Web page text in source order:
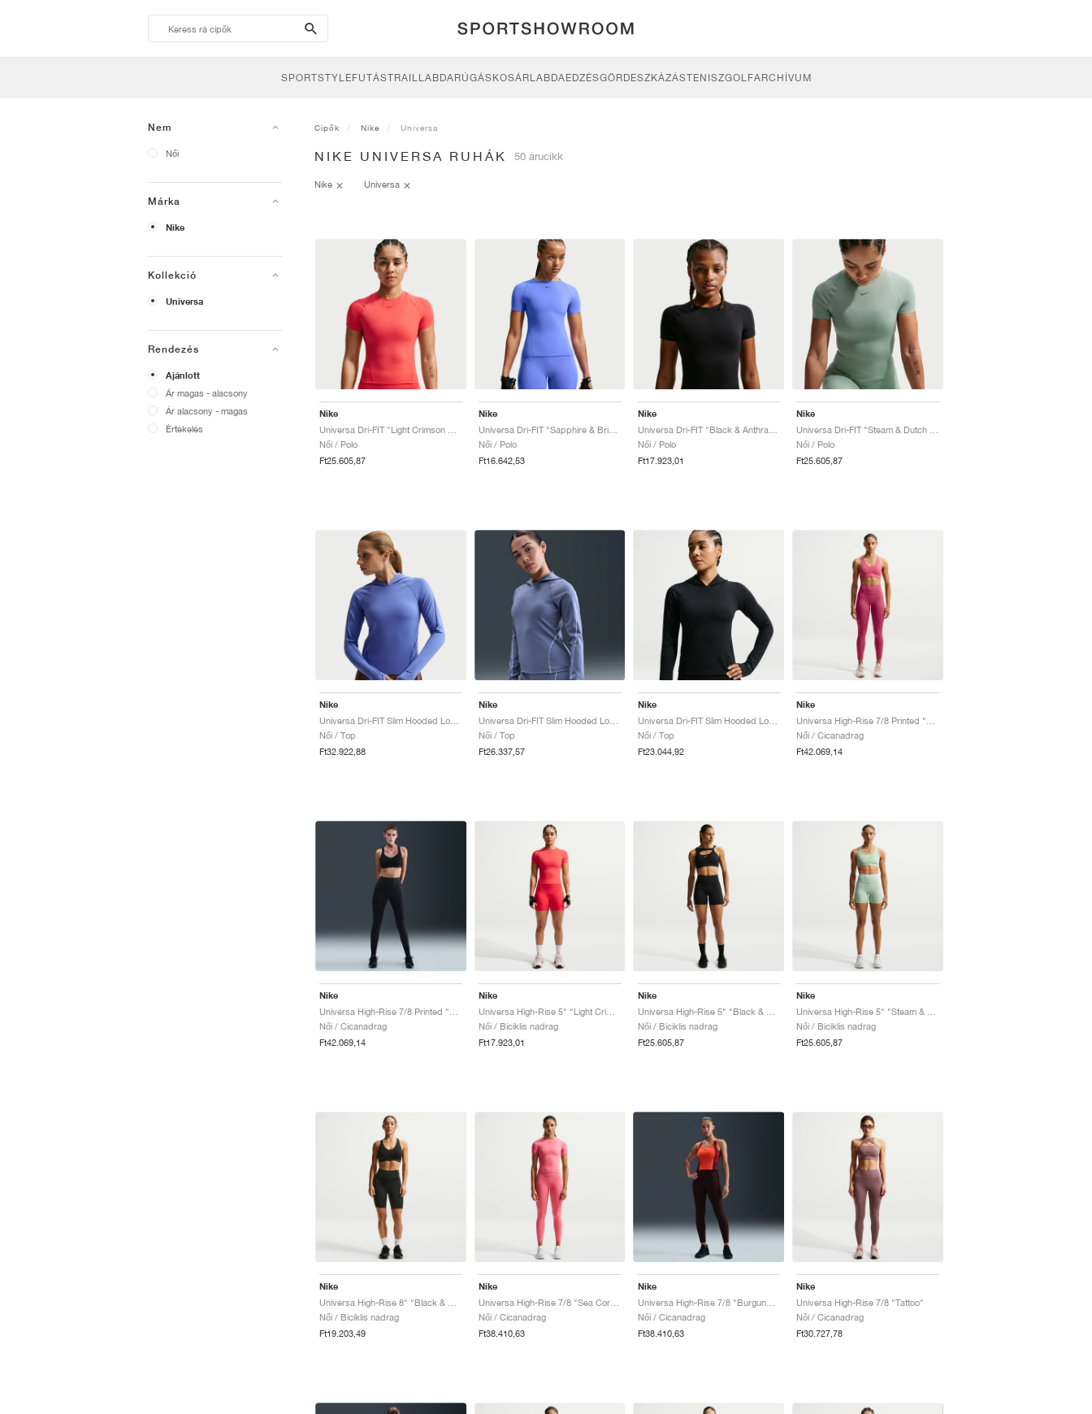
search-
btn
SPORTSTYLEFUTÁSTRAILLABDARÚGÁSKOSÁRLABDAEDZÉSGÖRDESZKÁZÁSTENISZGOLFARCHÍVUM
Nem
Női
Márka
Nike
Kollekció
Universa
Rendezés
Ajánlott
Ár magas - alacsony
Ár alacsony - magas
Értékelés
Cipők Nike Universa
NIKE UNIVERSA RUHÁK 50 árucikk
Nike Universa
Nike
Női / Polo
Ft25.605,87
Nike
Universa Dri-FIT "Sapphire & Bright Blue"
Női / Polo
Ft16.642,53
Nike
Női / Polo
Ft17.923,01
Nike
Női / Polo
Ft25.605,87
Nike
Női / Top
Ft32.922,88
Nike
Universa Dri-FIT Slim Hooded Long-Sleeve "World Indigo & Sanded Purple"
Női / Top
Ft26.337,57
Nike
Universa Dri-FIT Slim Hooded Long-Sleeve "Black & Anthracite"
Női / Top
Ft23.044,92
Nike
Női / Cicanadrag
Ft42.069,14
Nike
Női / Cicanadrag
Ft42.069,14
Nike
Universa High-Rise 5" "Light Crimson & University Red"
Női / Biciklis nadrag
Ft17.923,01
Nike
Női / Biciklis nadrag
Ft25.605,87
Nike
Női / Biciklis nadrag
Ft25.605,87
Nike
Női / Biciklis nadrag
Ft19.203,49
Nike
Universa High-Rise 7/8 "Sea Coral & Lobster"
Női / Cicanadrag
Ft38.410,63
Nike
Universa High-Rise 7/8 "Burgundy Crush"
Női / Cicanadrag
Ft38.410,63
Nike
Universa High-Rise 7/8 "Tattoo"
Női / Cicanadrag
Ft30.727,78